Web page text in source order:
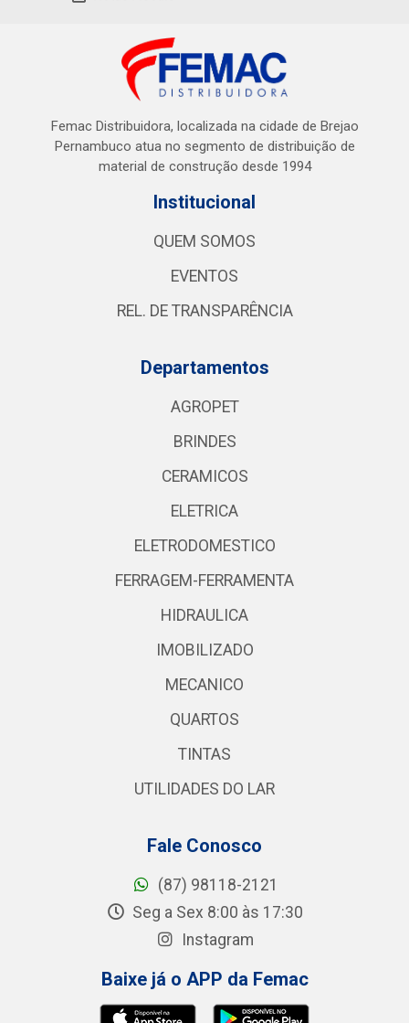
Femac Distribuidora, localizada na cidade de Brejao
Pernambuco atua no segmento de distribuição de
material de construção desde 1994
Institucional
QUEM SOMOS
EVENTOS
REL. DE TRANSPARÊNCIA
Departamentos
AGROPET
BRINDES
CERAMICOS
ELETRICA
ELETRODOMESTICO
FERRAGEM-FERRAMENTA
HIDRAULICA
IMOBILIZADO
MECANICO
QUARTOS
TINTAS
UTILIDADES DO LAR
Fale Conosco
(87) 98118-2121
Seg a Sex 8:00 às 17:30
Instagram
Baixe já o APP da Femac